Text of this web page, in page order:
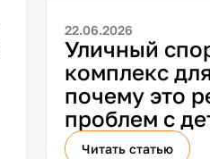
22.06.2026
Уличный
комплекс
почему это
проблем с
Читать статью